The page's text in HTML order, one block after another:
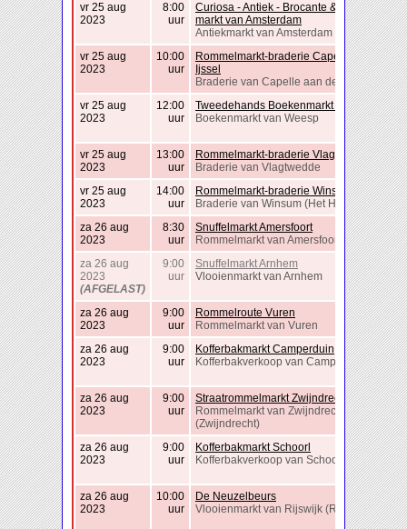
vr 25 aug
2023
8:00
uur
Curiosa - Antiek - Brocante & Vintage
markt van Amsterdam
Antiekmarkt van Amsterdam
vr 25 aug
2023
10:00
uur
Rommelmarkt-braderie Capelle Aan Den
Ijssel
Braderie van Capelle aan den IJssel
vr 25 aug
2023
12:00
uur
Tweedehands Boekenmarkt Weesp
Boekenmarkt van Weesp
vr 25 aug
2023
13:00
uur
Rommelmarkt-braderie Vlagtwedde
Braderie van Vlagtwedde
vr 25 aug
2023
14:00
uur
Rommelmarkt-braderie Winsum
Braderie van Winsum (Het Hogeland)
za 26 aug
2023
8:30
uur
Snuffelmarkt Amersfoort
Rommelmarkt van Amersfoort
za 26 aug
2023
(AFGELAST)
9:00
uur
Snuffelmarkt Arnhem
Vlooienmarkt van Arnhem
za 26 aug
2023
9:00
uur
Rommelroute Vuren
Rommelmarkt van Vuren
za 26 aug
2023
9:00
uur
Kofferbakmarkt Camperduin
Kofferbakverkoop van Camperduin
za 26 aug
2023
9:00
uur
Straatrommelmarkt Zwijndrecht
Rommelmarkt van Zwijndrecht
(Zwijndrecht)
za 26 aug
2023
9:00
uur
Kofferbakmarkt Schoorl
Kofferbakverkoop van Schoorl
za 26 aug
2023
10:00
uur
De Neuzelbeurs
Vlooienmarkt van Rijswijk (Rijswijk)